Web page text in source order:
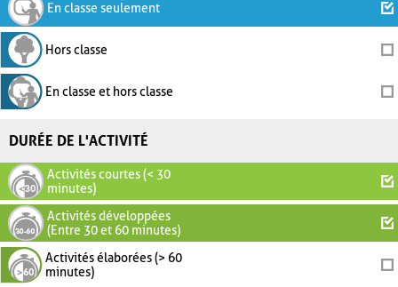
En classe seulement
Hors classe
En classe et hors classe
DURÉE DE L'ACTIVITÉ
Activités courtes (< 30
minutes)
Activités développées
(Entre 30 et 60 minutes)
Activités élaborées (> 60
minutes)